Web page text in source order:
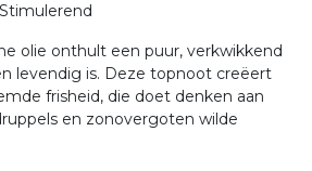
olie onthult een puur, verkwikkend
levendig is. Deze topnoot creëert
frisheid, die doet denken aan
en zonovergoten wilde